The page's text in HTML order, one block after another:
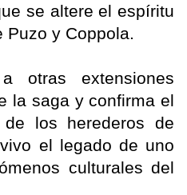
se altere el espíritu
Puzo y Coppola.
otras extensiones
la saga y confirma el
de los herederos de
el legado de uno
culturales del